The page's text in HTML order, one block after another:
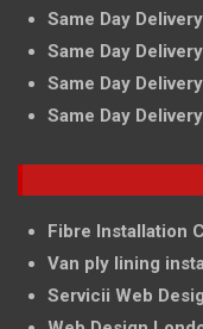
Same Day
Same Day
Same Day
Same Day
Fibre Installation
Van ply lining
Servicii Web